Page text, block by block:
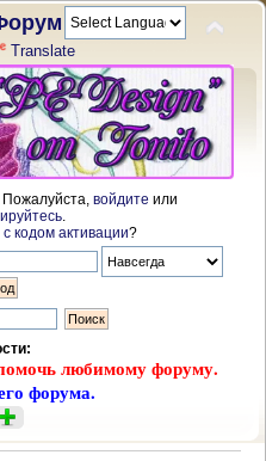
Translate
Пожалуйста, войдите или
кодом активации?
любимому форуму.
форума.